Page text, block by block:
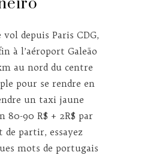
vol depuis Paris CDG,
à l’aéroport Galeão
au nord du centre
pour se rendre en
un taxi jaune
80-90 R$ + 2R$ par
de partir, essayez
mots de portugais